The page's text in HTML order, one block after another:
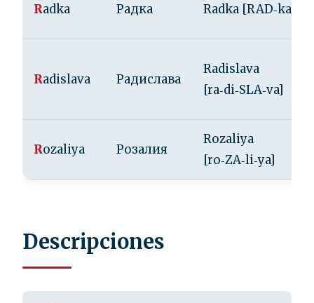
Radka Радка Radka [RAD‑ka]
Radislava Радислава
Radislava
[ra‑di‑SLA‑va]
Rozaliya Розалия
Rozaliya
[ro‑ZA‑li‑ya]
Descripciones